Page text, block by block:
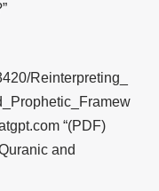
Reinterpreting_
“(PDF)
and